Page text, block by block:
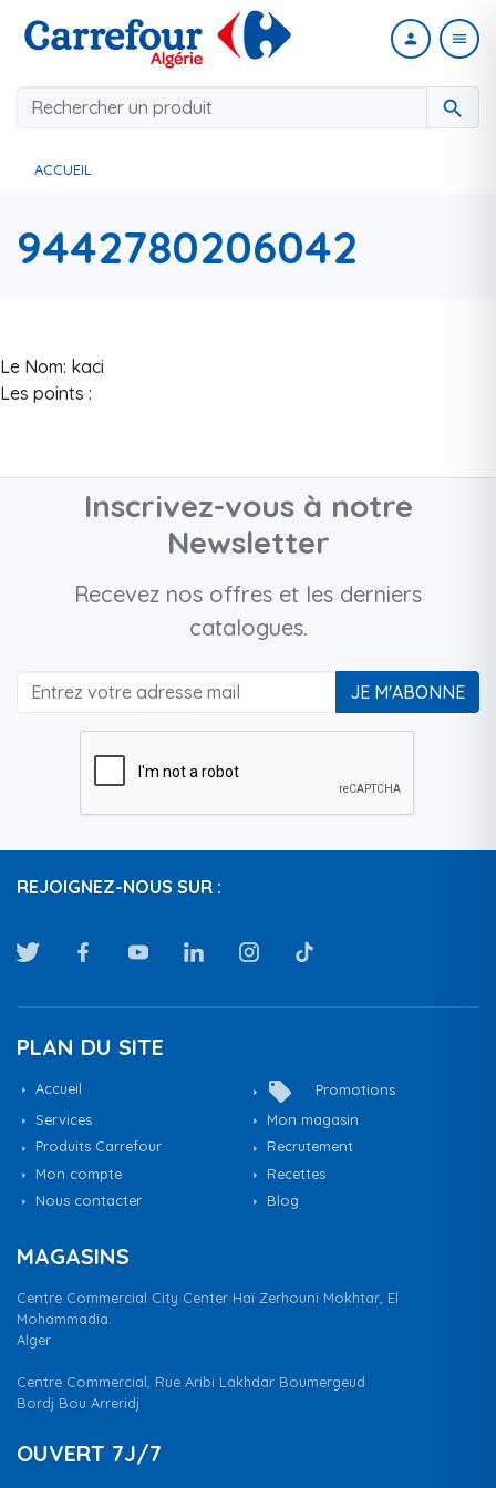
search
person menu
ACCUEIL
9442780206042
Le Nom: kaci
Les points :
Inscrivez-vous à notre
Newsletter
Recevez nos offres et les derniers
catalogues.
JE M'ABONNE
REJOIGNEZ-NOUS SUR :
PLAN DU SITE
Accueil local_offer
Promotions
Services
Mon magasin
Produits Carrefour
Recrutement
Mon compte
Recettes
Nous contacter
Blog
MAGASINS
Centre Commercial City Center Haï Zerhouni Mokhtar, El
Mohammadia.
Alger
Centre Commercial, Rue Aribi Lakhdar Boumergeud
Bordj Bou Arreridj
OUVERT 7J/7